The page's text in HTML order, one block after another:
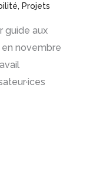
, Projets
guide aux
en novembre